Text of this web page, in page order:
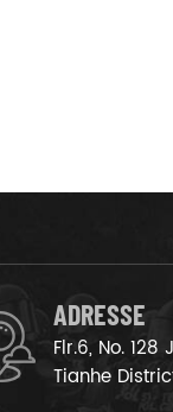
ADRESSE
Flr.6, No.
Tianhe